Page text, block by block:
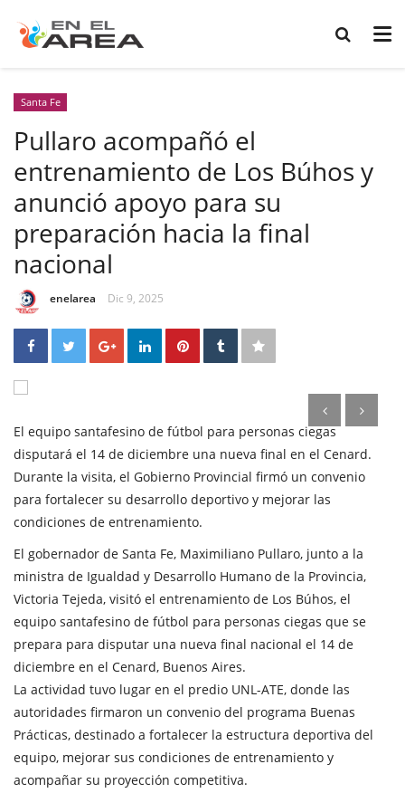
Santa Fe
Pullaro acompañó el
entrenamiento de Los Búhos y
anunció apoyo para su
preparación hacia la final
nacional
enelarea Dic 9, 2025
El equipo santafesino de fútbol para personas ciegas
disputará el 14 de diciembre una nueva final en el Cenard.
Durante la visita, el Gobierno Provincial firmó un convenio
para fortalecer su desarrollo deportivo y mejorar las
condiciones de entrenamiento.
El gobernador de Santa Fe, Maximiliano Pullaro, junto a la
ministra de Igualdad y Desarrollo Humano de la Provincia,
Victoria Tejeda, visitó el entrenamiento de Los Búhos, el
equipo santafesino de fútbol para personas ciegas que se
prepara para disputar una nueva final nacional el 14 de
diciembre en el Cenard, Buenos Aires.
La actividad tuvo lugar en el predio UNL-ATE, donde las
autoridades firmaron un convenio del programa Buenas
Prácticas, destinado a fortalecer la estructura deportiva del
equipo, mejorar sus condiciones de entrenamiento y
acompañar su proyección competitiva.